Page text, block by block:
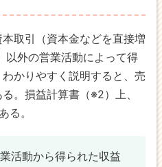
取引（資本金などを直接増
外の営業活動によって得
かりやすく説明すると、売
。損益計算書（※2）上、
る。
業活動から得られた収益